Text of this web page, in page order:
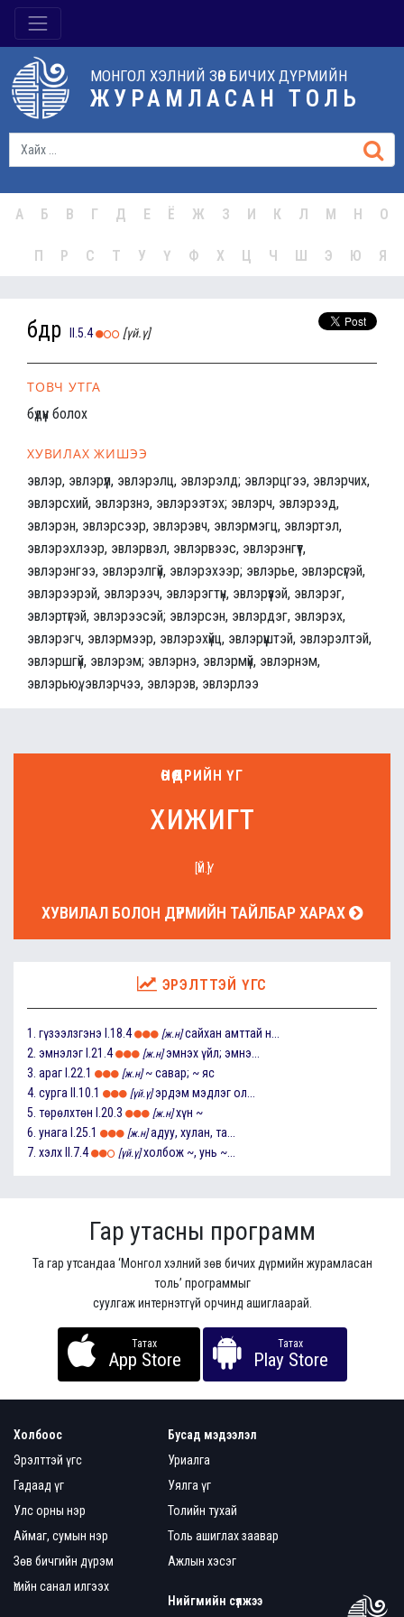
МОНГОЛ ХЭЛНИЙ ЗӨВ БИЧИХ ДҮРМИЙН
ЖУРАМЛАСАН ТОЛЬ
А Б В Г Д Е Ё Ж З И К Л М Н О
П Р С Т У Ү Ф Х Ц Ч Ш Э Ю Я
бүдүүр II.5.4 [үй.ү]
ТОВЧ УТГА
бүдүүн болох
ХУВИЛАХ ЖИШЭЭ
эвлэр, эвлэрүүл, эвлэрэлц, эвлэрэлд; эвлэрцгээ, эвлэрчих,
эвлэрсхий, эвлэрзнэ, эвлэрээтэх; эвлэрч, эвлэрээд,
эвлэрэн, эвлэрсээр, эвлэрэвч, эвлэрмэгц, эвлэртэл,
эвлэрэхлээр, эвлэрвэл, эвлэрвээс, эвлэрэнгүүт,
эвлэрэнгээ, эвлэрэлгүй, эвлэрэхээр; эвлэрье, эвлэрсүгэй,
эвлэрээрэй, эвлэрээч, эвлэрэгтүн, эвлэрүүзэй, эвлэрэг,
эвлэртүгэй, эвлэрээсэй; эвлэрсэн, эвлэрдэг, эвлэрэх,
эвлэрэгч, эвлэрмээр, эвлэрэхүйц, эвлэрүүштэй, эвлэрэлтэй,
эвлэршгүй, эвлэрэм; эвлэрнэ, эвлэрмүй, эвлэрнэм,
эвлэрьюү, эвлэрчээ, эвлэрэв, эвлэрлээ
ӨНӨӨДРИЙН ҮГ
хижигт
[ҮЙ.Ү]
ХУВИЛАЛ БОЛОН ДҮРМИЙН ТАЙЛБАР ХАРАХ
ЭРЭЛТТЭЙ ҮГС
1. гүзээлзгэнэ I.18.4 [ж.н] сайхан амттай н...
2. эмнэлэг I.21.4 [ж.н] эмнэх үйл; эмнэ...
3. араг I.22.1 [ж.н] ~ савар; ~ яс
4. сурга II.10.1 [үй.ү] эрдэм мэдлэг ол...
5. төрөлхтөн I.20.3 [ж.н] хүн ~
6. унага I.25.1 [ж.н] адуу, хулан, та...
7. хэлх II.7.4 [үй.ү] холбож ~, унь ~...
Гар утасны программ
Та гар утсандаа ‘Монгол хэлний зөв бичих дүрмийн журамласан
толь’ программыг
суулгаж интернэтгүй орчинд ашиглаарай.
Татах
App Store
Татах
Play Store
Холбоос
Эрэлттэй үгс
Гадаад үг
Улс орны нэр
Аймаг, сумын нэр
Зөв бичгийн дүрэм
Үгийн санал илгээх
Бусад мэдээлэл
Уриалга
Уялга үг
Толийн тухай
Толь ашиглах заавар
Ажлын хэсэг
Нийгмийн сүлжээ